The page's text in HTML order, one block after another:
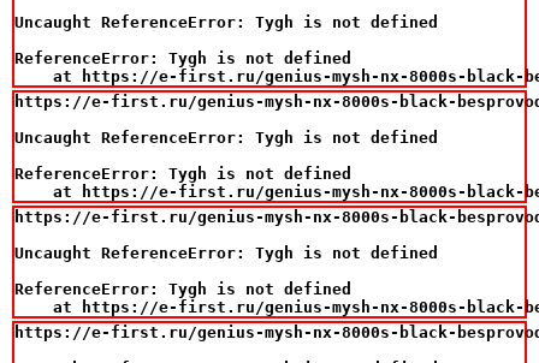
Uncaught ReferenceError: Tygh is not defined
ReferenceError: Tygh is not defined
at https://e-first.ru/genius-mysh-nx-8000s-
https://e-first.ru/genius-mysh-nx-8000s-black-
Uncaught ReferenceError: Tygh is not defined
ReferenceError: Tygh is not defined
at https://e-first.ru/genius-mysh-nx-8000s-
https://e-first.ru/genius-mysh-nx-8000s-black-
Uncaught ReferenceError: Tygh is not defined
ReferenceError: Tygh is not defined
at https://e-first.ru/genius-mysh-nx-8000s-
https://e-first.ru/genius-mysh-nx-8000s-black-